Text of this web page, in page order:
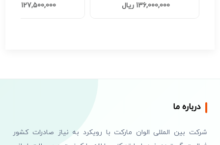
136,000,000 ریال 127,500,000 ریال
درباره ما
شرکت بین المللی الوان مارکت با رویکرد به نیاز صادرات کشور